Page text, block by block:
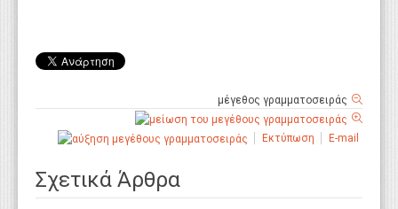
μέγεθος γραμματοσειράς
Εκτύπωση E-mail
Σχετικά Άρθρα